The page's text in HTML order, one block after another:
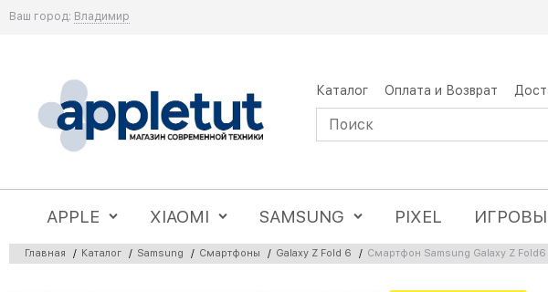
Ваш город: Владимир
Каталог Оплата и Возврат
APPLE XIAOMI SAMSUNG PIXEL
Главная / Каталог / Samsung / Смартфоны / Galaxy Z Fold 6 / Смартфон Samsung Galaxy Z